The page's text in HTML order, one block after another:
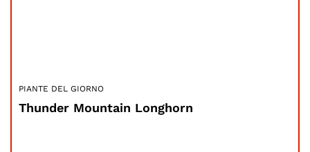
PIANTE DEL GIORNO
Thunder Mountain Longhorn